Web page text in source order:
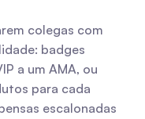
colegas com
badges
a um AMA, ou
para cada
escalonadas